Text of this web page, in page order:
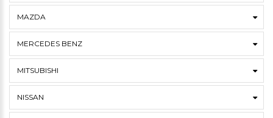
MAZDA
MERCEDES BENZ
MITSUBISHI
NISSAN